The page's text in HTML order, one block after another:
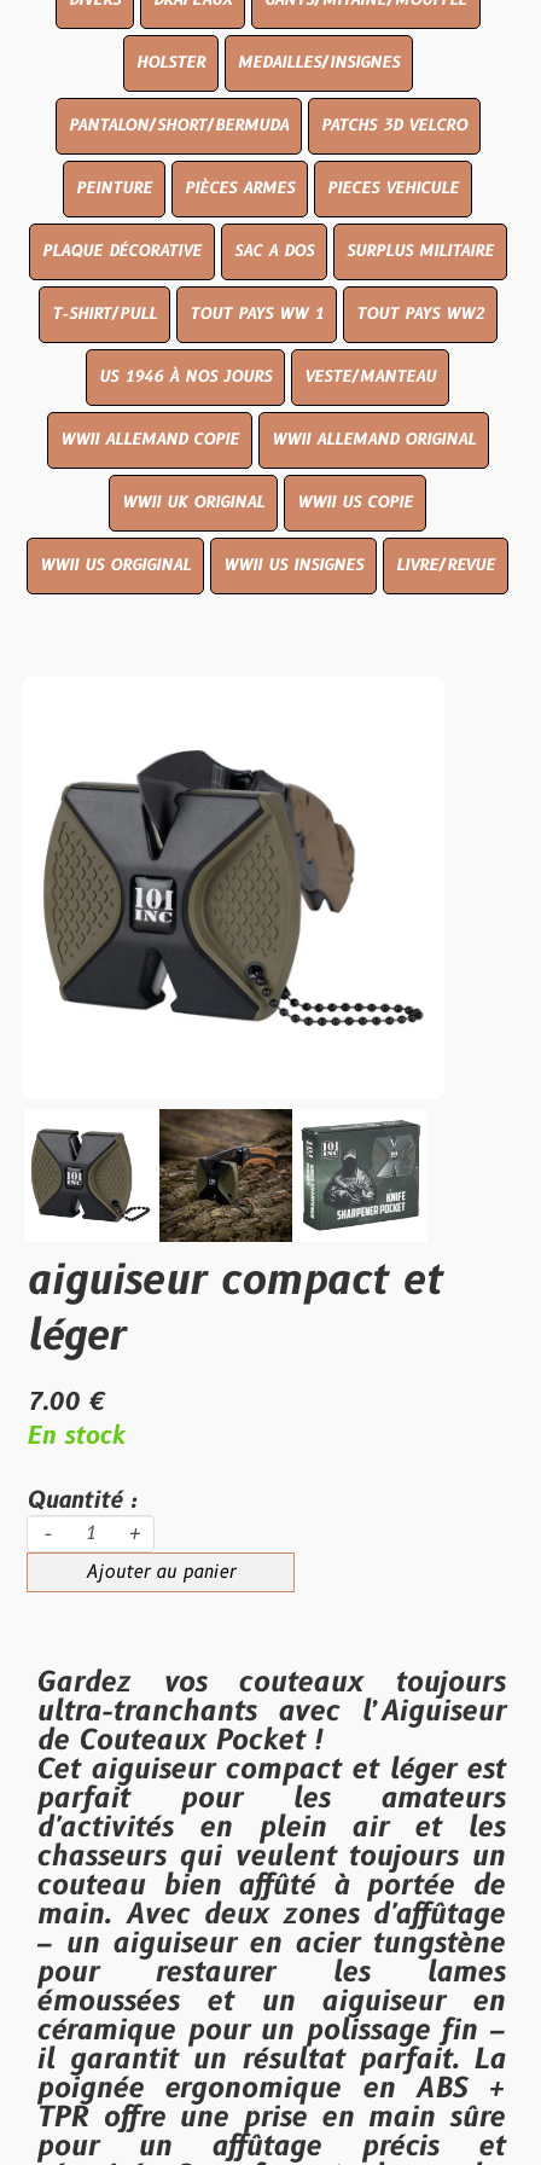
HOLSTER MEDAILLES/INSIGNES
PANTALON/SHORT/BERMUDA PATCHS 3D VELCRO
PEINTURE PIÈCES ARMES PIECES VEHICULE
PLAQUE DÉCORATIVE SAC A DOS SURPLUS MILITAIRE
T-SHIRT/PULL TOUT PAYS WW 1 TOUT PAYS WW2
US 1946 À NOS JOURS VESTE/MANTEAU
WWII ALLEMAND COPIE WWII ALLEMAND ORIGINAL
WWII UK ORIGINAL WWII US COPIE
WWII US ORGIGINAL WWII US INSIGNES LIVRE/REVUE
aiguiseur compact et
léger
7.00 €
En stock
Quantité :
- +
Ajouter au panier
Gardez vos couteaux toujours
ultra-tranchants avec l’Aiguiseur
de Couteaux Pocket !
Cet aiguiseur compact et léger est
parfait pour les amateurs
d'activités en plein air et les
chasseurs qui veulent toujours un
couteau bien affûté à portée de
main. Avec deux zones d'affûtage
– un aiguiseur en acier tungstène
pour restaurer les lames
émoussées et un aiguiseur en
céramique pour un polissage fin –
il garantit un résultat parfait. La
poignée ergonomique en ABS +
TPR offre une prise en main sûre
pour un affûtage précis et